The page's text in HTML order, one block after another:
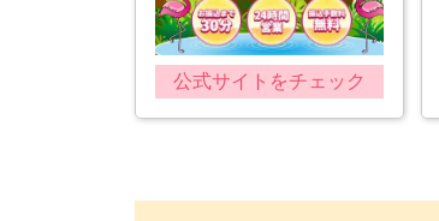
公式サイトをチェック